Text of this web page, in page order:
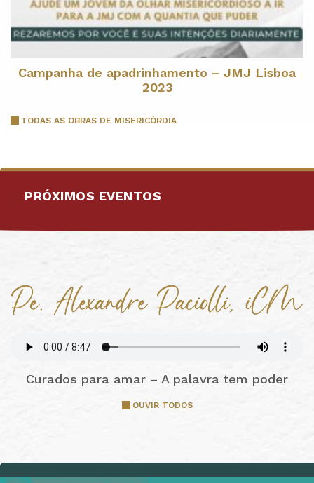
Campanha de apadrinhamento – JMJ Lisboa
2023
TODAS AS OBRAS DE MISERICÓRDIA
PRÓXIMOS EVENTOS
Curados para amar – A palavra tem poder
OUVIR TODOS